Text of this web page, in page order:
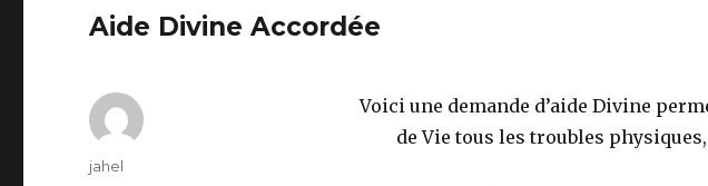
Aide Divine Accordée
Voici une demande d’aide Divine
de Vie tous les troubles
Auteur
jahel